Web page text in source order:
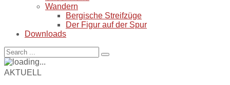
Wandern
Bergische Streifzüge
Der Figur auf der Spur
Downloads
AKTUELL